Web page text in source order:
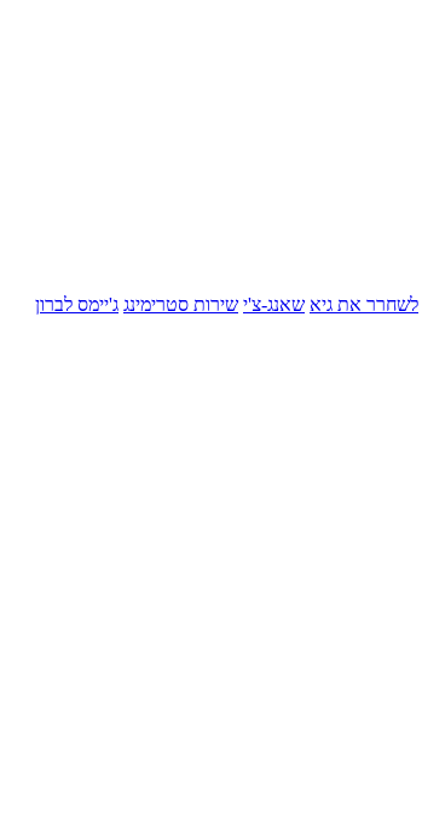
לשחרר את גיא שאנג-צ'י שירות סטרימינג ג'יימס לברון